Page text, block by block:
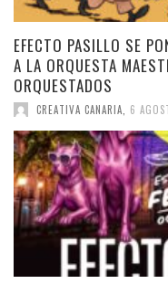
EFECTO PASILLO SE
A LA ORQUESTA
ORQUESTADOS
CREATIVA CANARIA 6